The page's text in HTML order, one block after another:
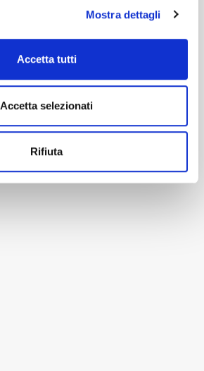
Mostra dettagli
Accetta tutti
Accetta selezionati
Rifiuta